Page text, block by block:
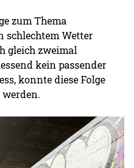
zum Thema
schlechtem Wetter
gleich zweimal
kein passender
konnte diese Folge